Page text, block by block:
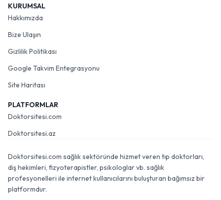
KURUMSAL
Hakkımızda
Bize Ulaşın
Gizlilik Politikası
Google Takvim Entegrasyonu
Site Haritası
PLATFORMLAR
Doktorsitesi.com
Doktorsitesi.az
Doktorsitesi.com sağlık sektöründe hizmet veren tıp doktorları,
diş hekimleri, fizyoterapistler, psikologlar vb. sağlık
profesyonelleri ile internet kullanıcılarını buluşturan bağımsız bir
platformdur.